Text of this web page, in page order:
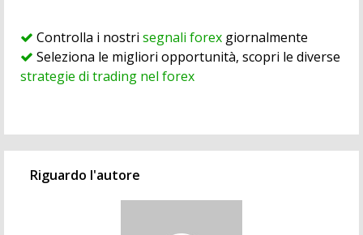
Controlla i nostri segnali forex giornalmente
Seleziona le migliori opportunità, scopri le diverse
strategie di trading nel forex
Riguardo l'autore